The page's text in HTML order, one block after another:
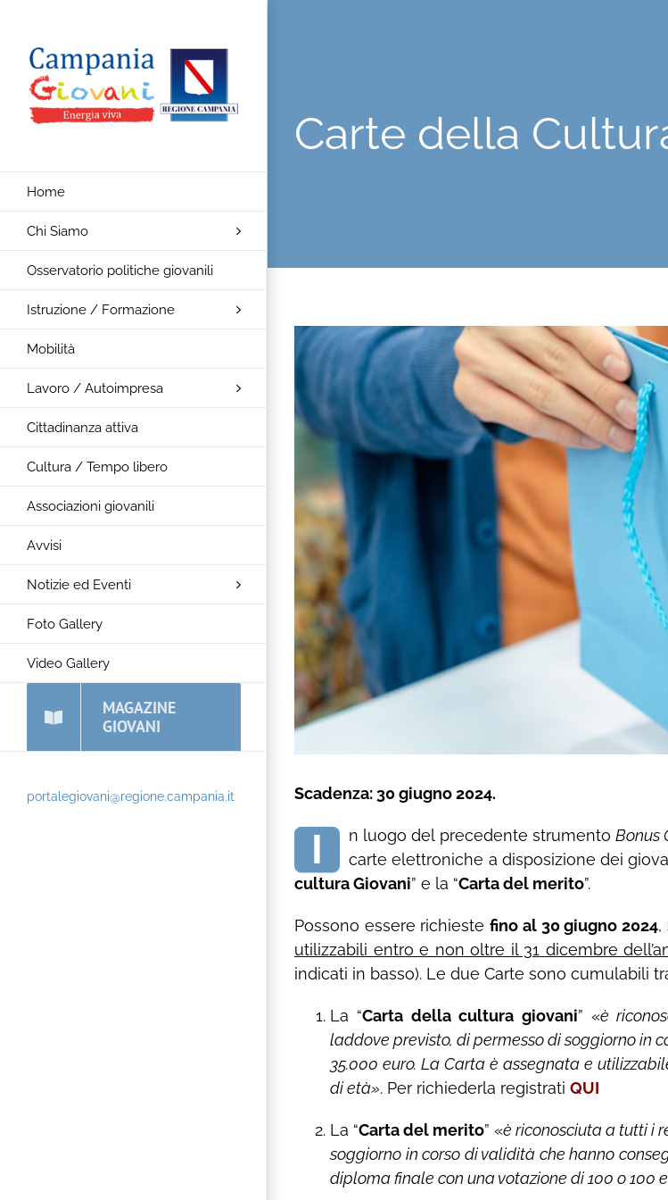
contenuto
Home
Chi Siamo
Osservatorio politiche giovanili
Istruzione / Formazione
Mobilità
Lavoro / Autoimpresa
Cittadinanza attiva
Cultura / Tempo libero
Associazioni giovanili
Avvisi
Notizie ed Eventi
Foto Gallery
Video Gallery
MAGAZINE
GIOVANI
portalegiovani@regione.campania.it
Carte della
Ingrandisci
immagine
Scadenza: 30 giugno 2024.
I n luogo del precedente strumento Bonus
carte elettroniche a disposizione dei
cultura Giovani” e la “Carta del merito”.
Possono essere richiestefino al 30 giugno 2024,
utilizzabili entro e non oltre il 31 dicembre
indicati in basso). Le due Carte sono cumulabili
La “Carta della cultura giovani” «è
laddove previsto, di permesso di soggiorno in
35.000 euro. La Carta è assegnata e
di età». Per richiederla registrati QUI
La “Carta del merito” «è riconosciuta a tutti i
soggiorno in corso di validità che hanno
diploma finale con una votazione di 100 o 100